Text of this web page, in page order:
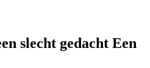
slecht gedacht Een